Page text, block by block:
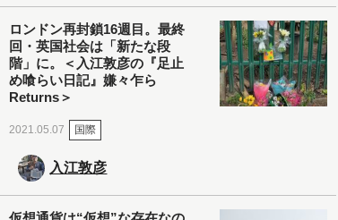
ロンドン再封鎖16週目。最終
回・英国社会は「新たな段
階」に。＜入江敦彦の『足止
め喰らい日記』嫌々乍ら
Returns＞
2021.05.07 国際
入江敦彦